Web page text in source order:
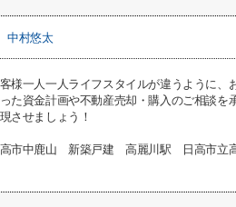
中村悠太
様一人一人ライフスタイルが違うように
た資金計画や不動産売却・購入のご相談
させましょう！
高市中鹿山 新築戸建 高麗川駅 日高市立